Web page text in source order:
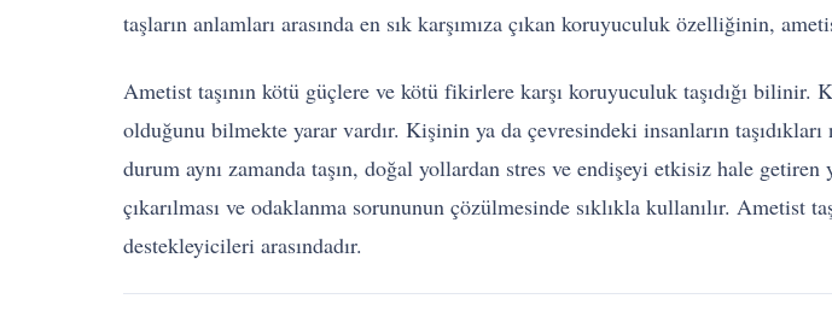
taşların anlamları arasında en sık karşımıza çıkan koruyuculuk özelliğinin,
Ametist taşının kötü güçlere ve kötü fikirlere karşı koruyuculuk taşıdığı bilinir.
olduğunu bilmekte yarar vardır. Kişinin ya da çevresindeki insanların
durum aynı zamanda taşın, doğal yollardan stres ve endişeyi etkisiz hale
çıkarılması ve odaklanma sorununun çözülmesinde sıklıkla kullanılır. Ametist
destekleyicileri arasındadır.